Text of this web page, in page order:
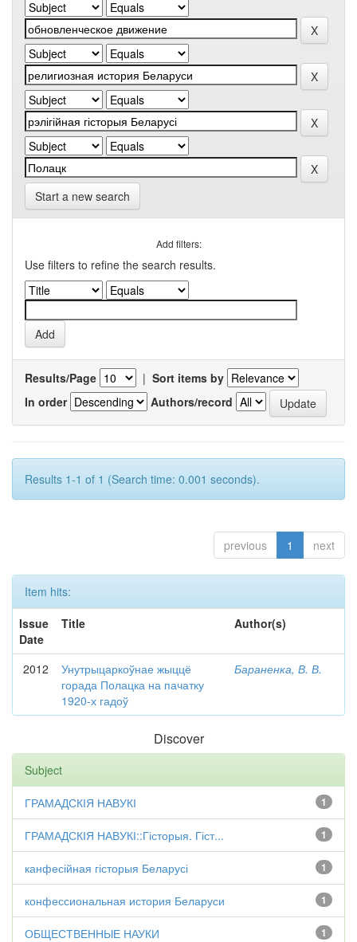
Start a new search
Add filters:
Use filters to refine the search results.
Results/Page | Sort items by
In order
Authors/record
Results 1-1 of 1 (Search time: 0.001 seconds).
previous 1 next
Item hits:
Issue
Date
Title Author(s)
2012
Унутрыцаркоўнае жыццё
горада Полацка на пачатку
1920-х гадоў
Бараненка, В. В.
Discover
Subject
1
ГРАМАДСКІЯ НАВУКІ
1
ГРАМАДСКІЯ НАВУКІ::Гісторыя. Гіст...
1
канфесійная гісторыя Беларусі
1
конфессиональная история Беларуси
1
ОБЩЕСТВЕННЫЕ НАУКИ